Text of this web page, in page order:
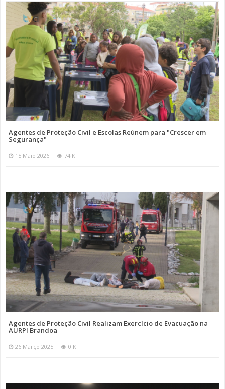
Agentes de Proteção Civil e Escolas Reúnem para "Crescer em
Segurança"
15 Maio 2026 74 K
Agentes de Proteção Civil Realizam Exercício de Evacuação na
AURPI Brandoa
26 Março 2025 0 K